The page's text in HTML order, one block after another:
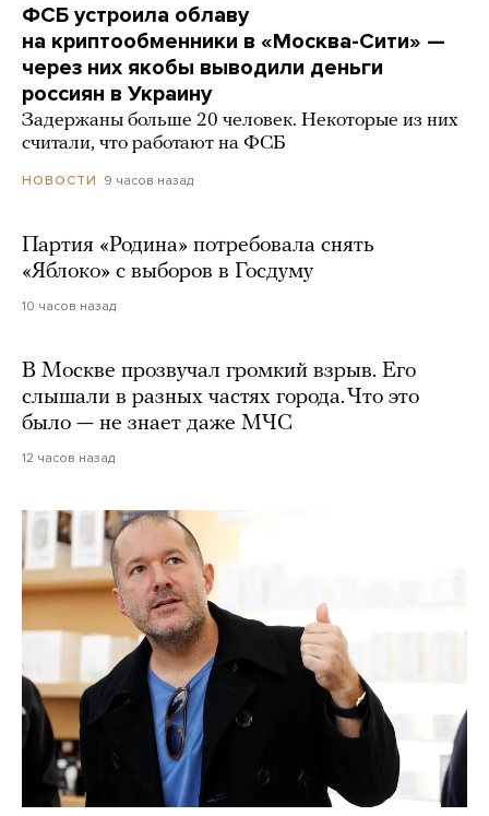
ФСБ устроила облаву
на криптообменники в «Москва-Сити» —
через них якобы выводили деньги
россиян в Украину
Задержаны больше 20 человек. Некоторые из них
считали, что работают на ФСБ
НОВОСТИ 9 часов назад
Партия «Родина» потребовала снять
«Яблоко» с выборов в Госдуму
10 часов назад
В Москве прозвучал громкий взрыв. Его
слышали в разных частях города. Что это
было — не знает даже МЧС
12 часов назад